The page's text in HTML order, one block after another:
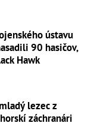
ústavu
90 hasičov,
Hawk
lezec z
záchranári